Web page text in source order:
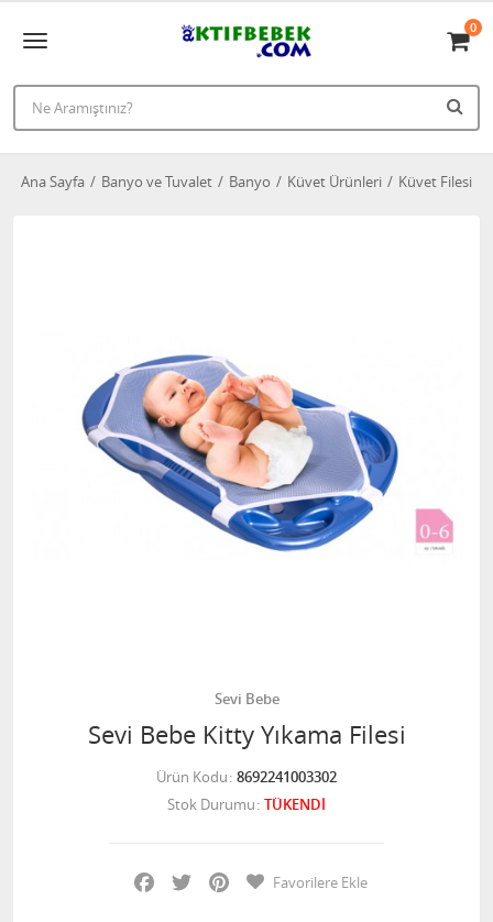
0
Ana Sayfa Banyo ve Tuvalet Banyo Küvet Ürünleri Küvet Filesi
Sevi Bebe
Sevi Bebe Kitty Yıkama Filesi
Ürün Kodu 8692241003302
Stok Durumu TÜKENDİ
Facebook
Twitter PinterestFavorilere Ekle